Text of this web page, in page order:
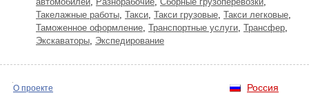
Такелажные работы, Такси, Такси грузовые, Такси легковые,
Таможенное оформление, Транспортные услуги, Трансфер,
Экскаваторы, Экспедирование
Россия
О проекте